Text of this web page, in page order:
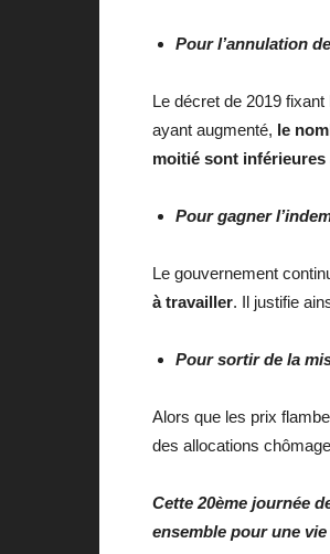
Pour l’annulation
Le décret de 2019
ayant augmenté, le
moitié sont inférieures
Pour gagner
Le gouvernement
à travailler. Il justifie
Pour sortir de la
Alors que les prix
des allocations
Cette 20ème journée
ensemble pour une